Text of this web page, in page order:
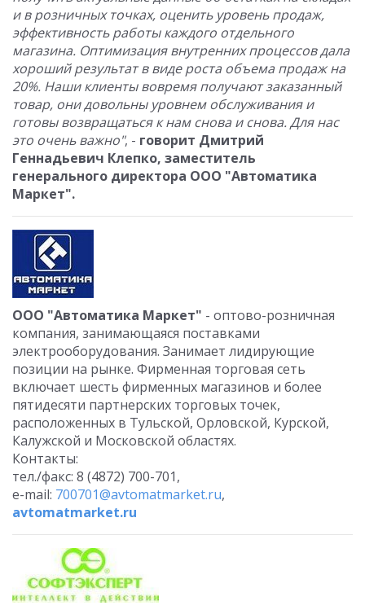
и в розничных точках, оценить уровень продаж,
эффективность работы каждого отдельного
магазина. Оптимизация внутренних процессов дала
хороший результат в виде роста объема продаж на
20%. Наши клиенты вовремя получают заказанный
товар, они довольны уровнем обслуживания и
готовы возвращаться к нам снова и снова. Для нас
это очень важно", - говорит Дмитрий
Геннадьевич Клепко, заместитель
генерального директора ООО "Автоматика
Маркет".
ООО "Автоматика Маркет" - оптово-розничная
компания, занимающаяся поставками
электрооборудования. Занимает лидирующие
позиции на рынке. Фирменная торговая сеть
включает шесть фирменных магазинов и более
пятидесяти партнерских торговых точек,
расположенных в Тульской, Орловской, Курской,
Калужской и Московской областях.
Контакты:
тел./факс: 8 (4872) 700-701,
e-mail: 700701@avtomatmarket.ru,
avtomatmarket.ru